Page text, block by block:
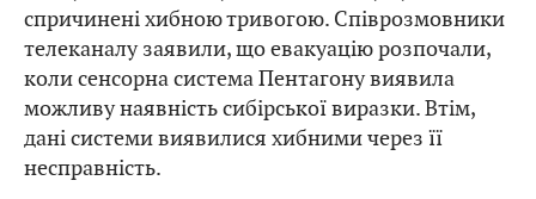
спричинені хибною тривогою. Співрозмовники
телеканалу заявили, що евакуацію розпочали,
колисенсорна система Пентагону виявила
можливу наявність сибірської виразки. Втім,
дані системи виявилися хибними через її
несправність.